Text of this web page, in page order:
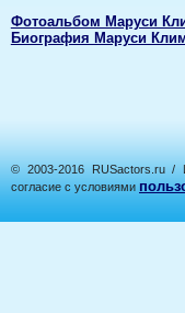
Фотоальбом Маруси
Биография Маруси
© 2003-2016 RUSactors.ru /
согласие с условиями